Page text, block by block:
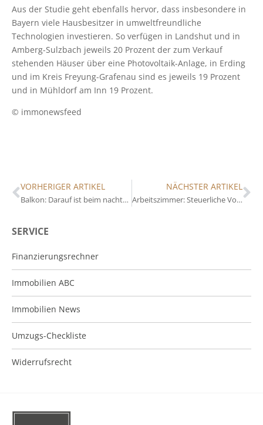
SERVICE
Finanzierungsrechner
Immobilien ABC
Immobilien News
Umzugs-Checkliste
Widerrufsrecht
Aus der Studie geht ebenfalls hervor, dass insbesondere in
Bayern viele Hausbesitzer in umweltfreundliche
Technologien investieren. So verfügen in Landshut und in
Amberg-Sulzbach jeweils 20 Prozent der zum Verkauf
stehenden Häuser über eine Photovoltaik-Anlage, in Erding
und im Kreis Freyung-Grafenau sind es jeweils 19 Prozent
und in Mühldorf am Inn 19 Prozent.
© immonewsfeed
VORHERIGER ARTIKEL
Balkon: Darauf ist beim nachträglichen Anbau zu achten
NÄCHSTER ARTIKEL
Arbeitszimmer: Steuerliche Vorteile und flexible Nutzungsmöglichkeiten